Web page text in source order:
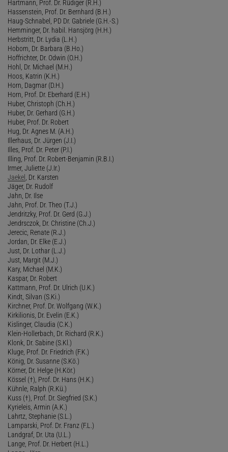
Hartmann, Prof. Dr. Rüdiger (R.H.)
Hassenstein, Prof. Dr. Bernhard (B.H.)
Haug-Schnabel, PD Dr. Gabriele (G.H.-S.)
Hemminger, Dr. habil. Hansjörg (H.H.)
Herbstritt, Dr. Lydia (L.H.)
Hobom, Dr. Barbara (B.Ho.)
Hoffrichter, Dr. Odwin (O.H.)
Hohl, Dr. Michael (M.H.)
Hoos, Katrin (K.H.)
Horn, Dagmar (D.H.)
Horn, Prof. Dr. Eberhard (E.H.)
Huber, Christoph (Ch.H.)
Huber, Dr. Gerhard (G.H.)
Huber, Prof. Dr. Robert
Hug, Dr. Agnes M. (A.H.)
Illerhaus, Dr. Jürgen (J.I.)
Illes, Prof. Dr. Peter (P.I.)
Illing, Prof. Dr. Robert-Benjamin (R.B.I.)
Irmer, Juliette (J.Ir.)
Jaekel , Dr. Karsten
Jäger, Dr. Rudolf
Jahn, Dr. Ilse
Jahn, Prof. Dr. Theo (T.J.)
Jendritzky, Prof. Dr. Gerd (G.J.)
Jendrsczok, Dr. Christine (Ch.J.)
Jerecic, Renate (R.J.)
Jordan, Dr. Elke (E.J.)
Just, Dr. Lothar (L.J.)
Just, Margit (M.J.)
Kary, Michael (M.K.)
Kaspar, Dr. Robert
Kattmann, Prof. Dr. Ulrich (U.K.)
Kindt, Silvan (S.Ki.)
Kirchner, Prof. Dr. Wolfgang (W.K.)
Kirkilionis, Dr. Evelin (E.K.)
Kislinger, Claudia (C.K.)
Klein-Hollerbach, Dr. Richard (R.K.)
Klonk, Dr. Sabine (S.Kl.)
Kluge, Prof. Dr. Friedrich (F.K.)
König, Dr. Susanne (S.Kö.)
Körner, Dr. Helge (H.Kör.)
Kössel (†), Prof. Dr. Hans (H.K.)
Kühnle, Ralph (R.Kü.)
Kuss (†), Prof. Dr. Siegfried (S.K.)
Kyrieleis, Armin (A.K.)
Lahrtz, Stephanie (S.L.)
Lamparski, Prof. Dr. Franz (F.L.)
Landgraf, Dr. Uta (U.L.)
Lange, Prof. Dr. Herbert (H.L.)